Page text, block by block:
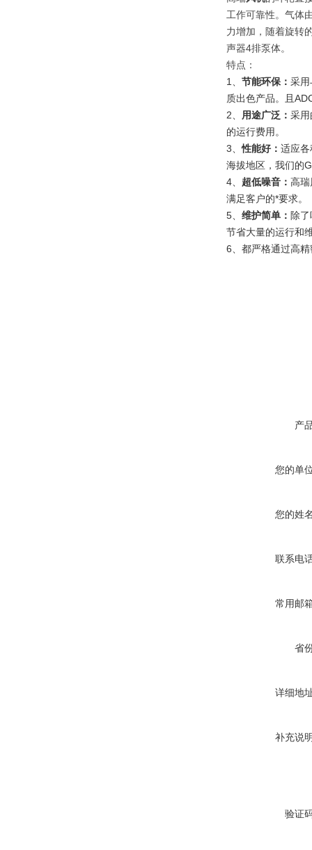
工作可靠性。气体
力增加，随着旋转
声器4排泵体。
特点：
1、 节能环保： 采用
质出色产品。且
2、 用途广泛： 采用
的运行费用。
3、性能好： 适应
海拔地区，我们的
4、 超低噪音： 高瑞
满足客户的*要求。
5、 维护简单： 除
节省大量的运行和
6、都严格通过高
产
您的单
您的姓
联系电
常用邮
省
详细地
补充说
验证